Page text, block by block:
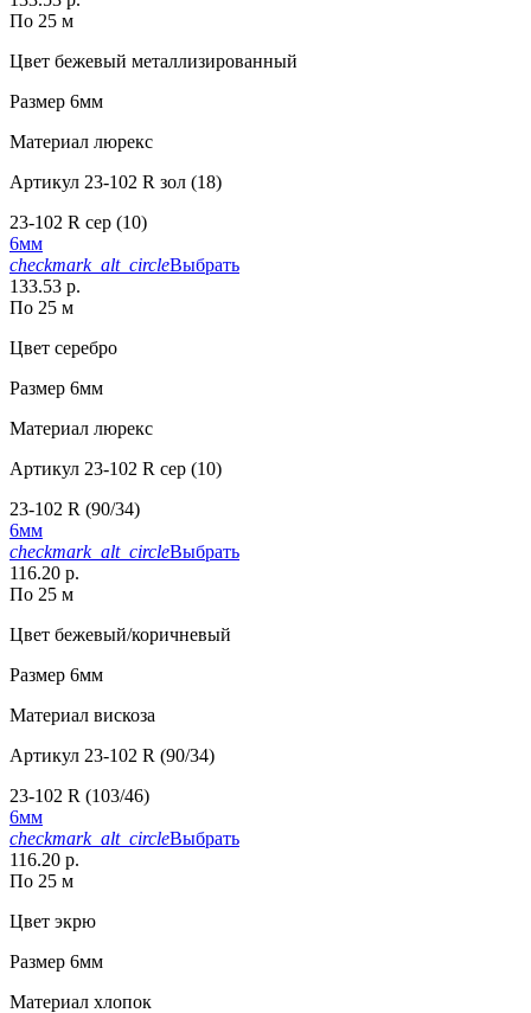
По 25 м
Цвет бежевый металлизированный
Размер 6мм
Материал люрекс
Артикул 23-102 R зол (18)
23-102 R сер (10)
6мм
checkmark_alt_circleВыбрать
133.53 р.
По 25 м
Цвет серебро
Размер 6мм
Материал люрекс
Артикул 23-102 R сер (10)
23-102 R (90/34)
6мм
checkmark_alt_circleВыбрать
116.20 р.
По 25 м
Цвет бежевый/коричневый
Размер 6мм
Материал вискоза
Артикул 23-102 R (90/34)
23-102 R (103/46)
6мм
checkmark_alt_circleВыбрать
116.20 р.
По 25 м
Цвет экрю
Размер 6мм
Материал хлопок